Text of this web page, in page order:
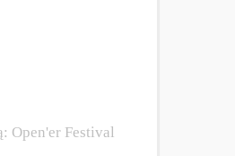
Open'er Festival